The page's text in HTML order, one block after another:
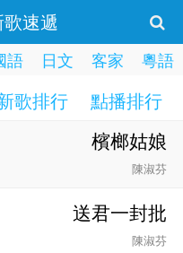
速遞
語 日文 客家 粵語
歌排行 點播排行
檳榔姑娘
陳淑芬
送君一封批
陳淑芬